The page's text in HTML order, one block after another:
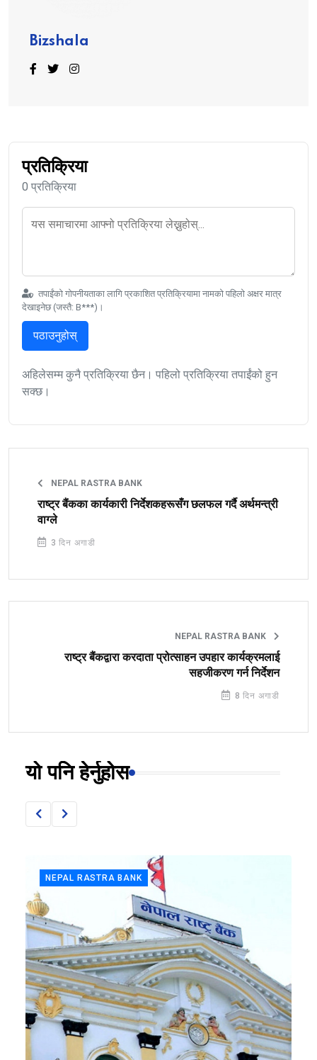
Bizshala
प्रतिक्रिया
0 प्रतिक्रिया
तपाईंको गोपनीयताका लागि प्रकाशित प्रतिक्रियामा नामको पहिलो अक्षर मात्र
देखाइनेछ (जस्तै: B***)।
पठाउनुहोस्
अहिलेसम्म कुनै प्रतिक्रिया छैन। पहिलो प्रतिक्रिया तपाईंको हुन
सक्छ।
NEPAL RASTRA BANK
राष्ट्र बैंकका कार्यकारी निर्देशकहरूसँग छलफल गर्दै अर्थमन्त्री
वाग्ले
3 दिन अगाडी
NEPAL RASTRA BANK
राष्ट्र बैंकद्वारा करदाता प्रोत्साहन उपहार कार्यक्रमलाई
सहजीकरण गर्न निर्देशन
8 दिन अगाडी
यो पनि हेर्नुहोस
NEPAL RASTRA BANK